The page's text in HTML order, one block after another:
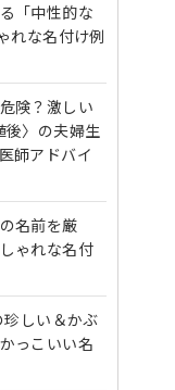
「中性的な
れな名付け例
険？激しい
後〉の夫婦生
師アドバイ
名前を厳
ゃれな名付
珍しい＆かぶ
っこいい名